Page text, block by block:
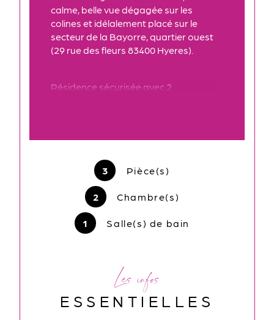
3 Pièce(s)
2 Chambre(s)
1 Salle(s) de bain
Les infos
ESSENTIELLES
calme, belle vue dégagée sur les
colines et idélalement placé sur le
secteur de la Bayorre, quartier ouest
(29 rue des fleurs 83400 Hyeres).
Résidence sécurisée avec 2
ensolleillée (7,15 m2 exposition Ouest) ,
cuisine aménagée et semi équipée (
plaque vtiro et hotte), 2 chambres (
12,50 m2 et 9,30m2,) 1 salle de bain (
7,25 m2), 1 wc séparé.
( compris dans les charges : charges
de copropriété + eau froide)